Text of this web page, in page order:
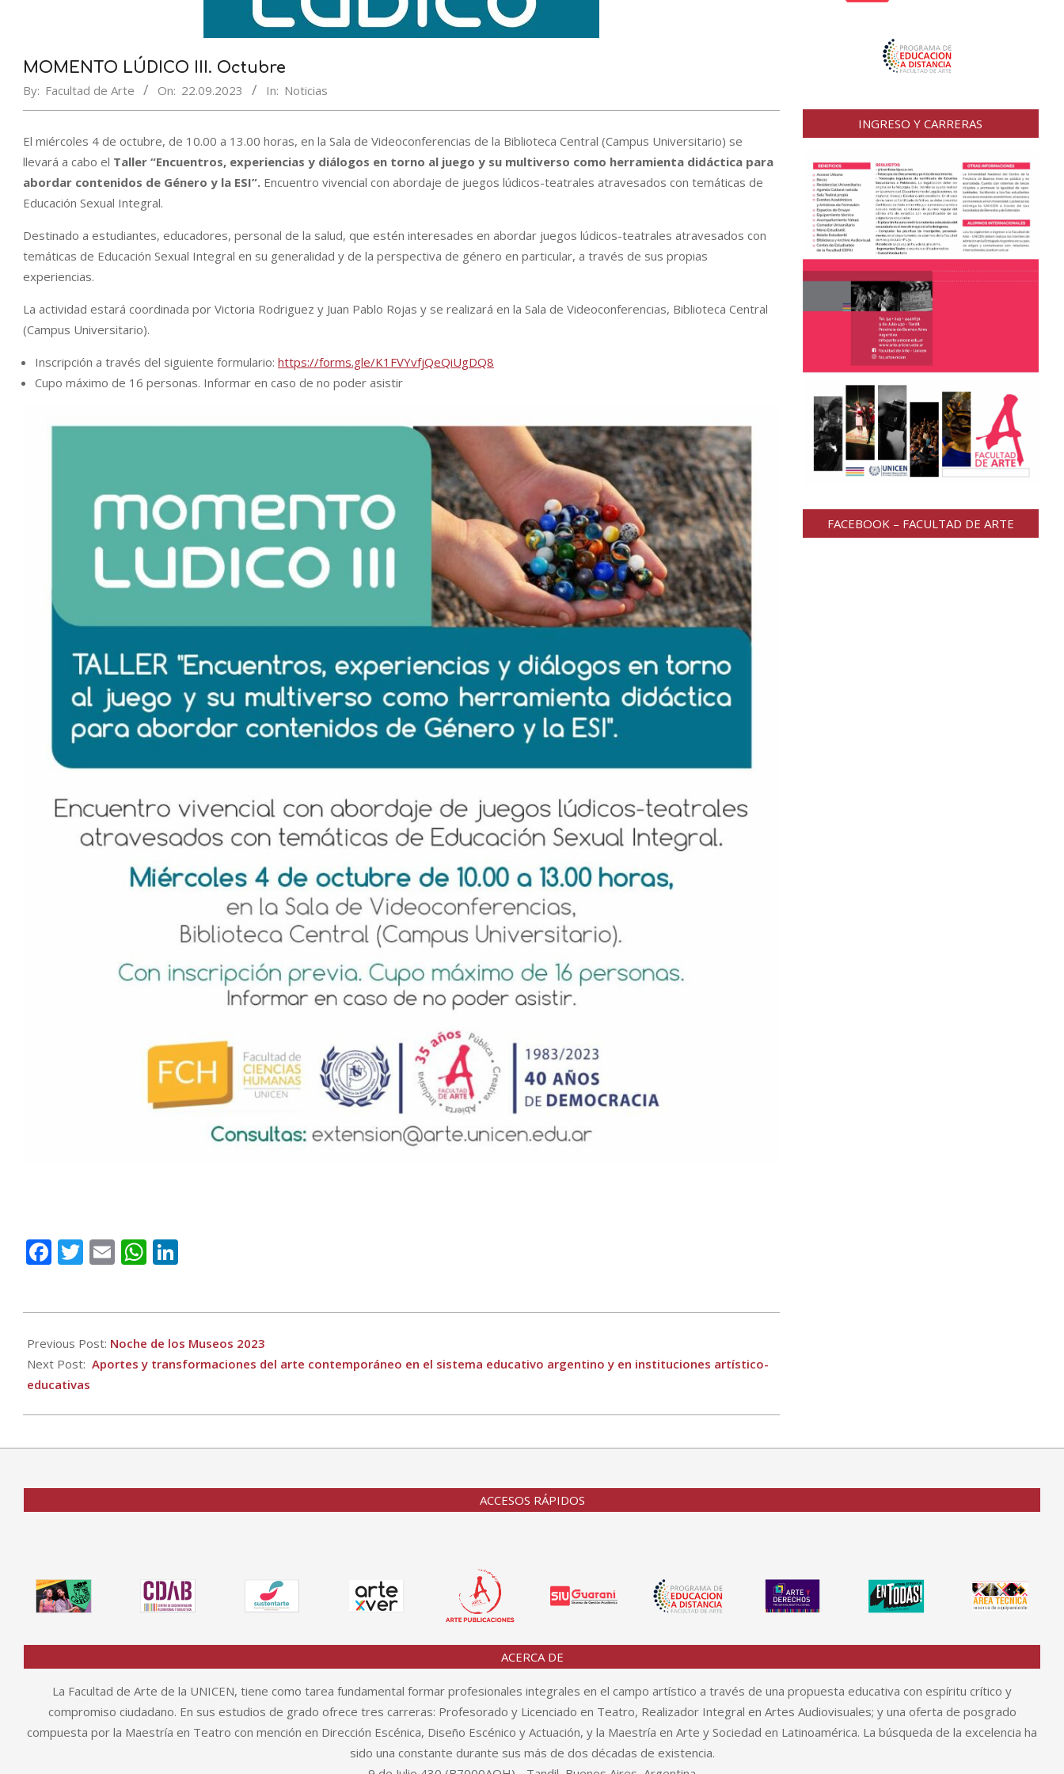
MOMENTO LÚDICO III. Octubre
By: Facultad de Arte On: 22.09.2023 In: Noticias
El miércoles 4 de octubre, de 10.00 a 13.00 horas, en la Sala de Videoconferencias de la Biblioteca Central (Campus Universitario) se
llevará a cabo el Taller “Encuentros, experiencias y diálogos en torno al juego y su multiverso como herramienta didáctica para
abordar contenidos de Género y la ESI”. Encuentro vivencial con abordaje de juegos lúdicos-teatrales atravesados con temáticas de
Educación Sexual Integral.
Destinado a estudiantes, educadores, personal de la salud, que estén interesades en abordar juegos lúdicos-teatrales atravesados con
temáticas de Educación Sexual Integral en su generalidad y de la perspectiva de género en particular, a través de sus propias
experiencias.
La actividad estará coordinada por Victoria Rodriguez y Juan Pablo Rojas y se realizará en la Sala de Videoconferencias, Biblioteca Central
(Campus Universitario).
Inscripción a través del siguiente formulario: https://forms.gle/K1FVYvfjQeQiUgDQ8
Cupo máximo de 16 personas. Informar en caso de no poder asistir
Facebook
Twitter
EmailWhatsApp
09-
22
Previous Post: Noche de los Museos 2023
Next Post: Aportes y transformaciones del arte contemporáneo en el sistema educativo argentino y en instituciones artístico-
educativas
INGRESO Y CARRERAS
FACEBOOK – FACULTAD DE ARTE
ACCESOS RÁPIDOS
ACERCA DE
La Facultad de Arte de la UNICEN, tiene como tarea fundamental formar profesionales integrales en el campo artístico a través de una propuesta educativa con espíritu crítico y
compromiso ciudadano. En sus estudios de grado ofrece tres carreras: Profesorado y Licenciado en Teatro, Realizador Integral en Artes Audiovisuales; y una oferta de posgrado
compuesta por la Maestría en Teatro con mención en Dirección Escénica, Diseño Escénico y Actuación, y la Maestría en Arte y Sociedad en Latinoamérica. La búsqueda de la excelencia ha
sido una constante durante sus más de dos décadas de existencia.